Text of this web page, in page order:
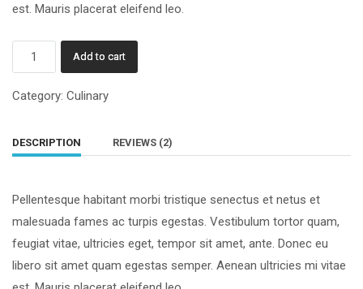
est. Mauris placerat eleifend leo.
Fursten
hutchen
quantity
Add to cart
Category: Culinary
DESCRIPTION REVIEWS (2)
Pellentesque habitant morbi tristique senectus et netus et
malesuada fames ac turpis egestas. Vestibulum tortor quam,
feugiat vitae, ultricies eget, tempor sit amet, ante. Donec eu
libero sit amet quam egestas semper. Aenean ultricies mi vitae